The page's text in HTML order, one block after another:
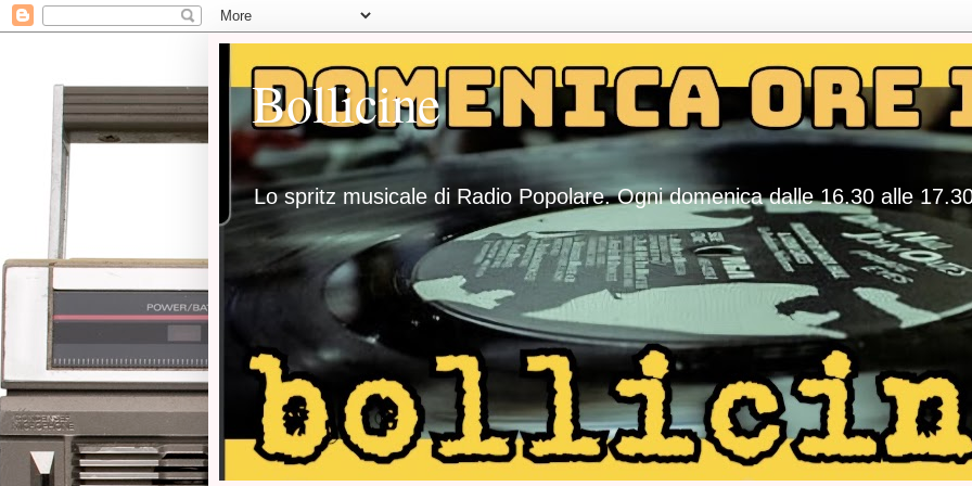
Bollicine
Lo spritz musicale di Radio Popolare. Ogni domenica dalle 16.30 alle